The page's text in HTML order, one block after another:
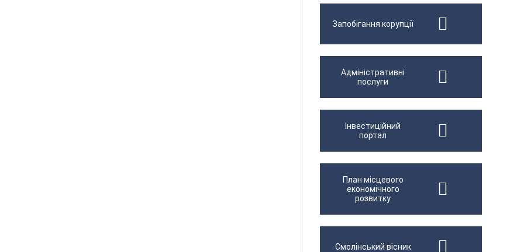
Запобігання корупції
Адміністративні
послуги
Інвестиційний
портал
План місцевого
економічного
розвитку
Смолінський вісник